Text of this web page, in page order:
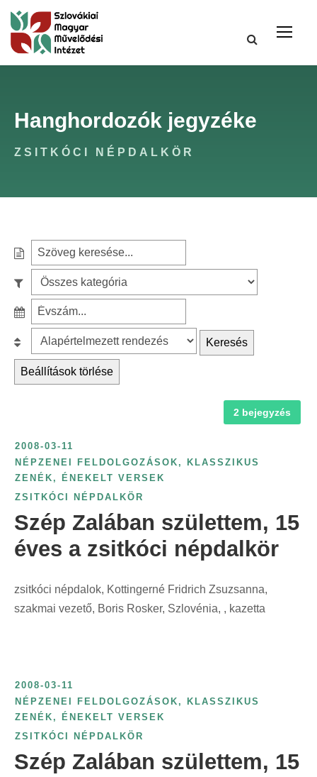
Hanghordozók jegyzéke
ZSITKÓCI NÉPDALKÖR
e
c
f
o
z
é
s
e
g
i
a
z
e
t
:
z
é
v
s
z
á
m
z
r
i
e
s
l
á
s
Keresés
Beállítások törlése
2 bejegyzés
2008-03-11
NÉPZENEI FELDOLGOZÁSOK, KLASSZIKUS
ZENÉK, ÉNEKELT VERSEK
ZSITKÓCI NÉPDALKÖR
Szép Zalában születtem, 15
éves a zsitkóci népdalkör
zsitkóci népdalok, Kottingerné Fridrich Zsuzsanna,
szakmai vezető, Boris Rosker, Szlovénia, , kazetta
2008-03-11
NÉPZENEI FELDOLGOZÁSOK, KLASSZIKUS
ZENÉK, ÉNEKELT VERSEK
ZSITKÓCI NÉPDALKÖR
Szép Zalában születtem, 15